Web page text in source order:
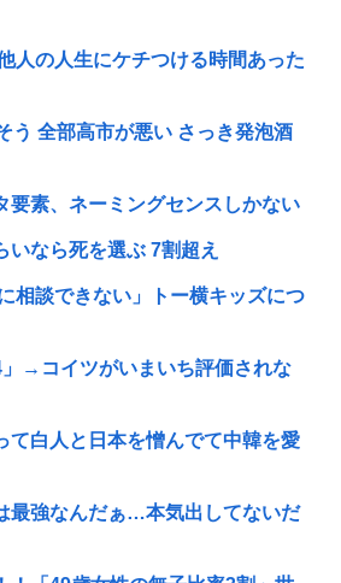
人の人生にケチつける時間あった
う 全部高市が悪い さっき発泡酒
要素、ネーミングセンスしかない
いなら死を選ぶ 7割超え
相談できない」トー横キッズにつ
」→コイツがいまいち評価されな
て白人と日本を憎んでて中韓を愛
最強なんだぁ…本気出してないだ